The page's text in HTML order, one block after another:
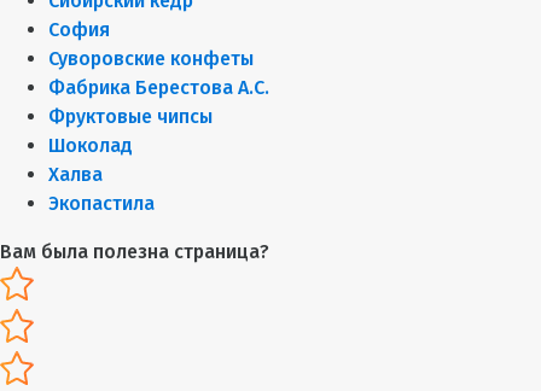
София
Суворовские конфеты
Фабрика Берестова А.С.
Фруктовые чипсы
Шоколад
Халва
Экопастила
Вам была полезна страница?